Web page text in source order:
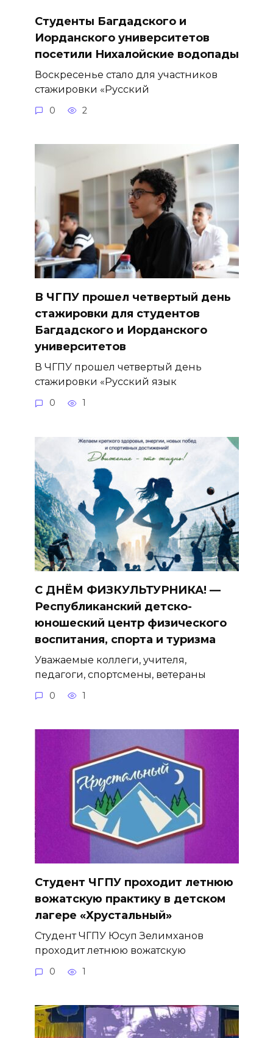
Студенты Багдадского и
Иорданского университетов
посетили Нихалойские водопады
Воскресенье стало для участников
стажировки «Русский
0 2
В ЧГПУ прошел четвертый день
стажировки для студентов
Багдадского и Иорданского
университетов
В ЧГПУ прошел четвертый день
стажировки «Русский язык
0 1
С ДНЁМ ФИЗКУЛЬТУРНИКА! —
Республиканский детско-
юношеский центр физического
воспитания, спорта и туризма
Уважаемые коллеги, учителя,
педагоги, спортсмены, ветераны
0 1
Студент ЧГПУ проходит летнюю
вожатскую практику в детском
лагере «Хрустальный»
Студент ЧГПУ Юсуп Зелимханов
проходит летнюю вожатскую
0 1